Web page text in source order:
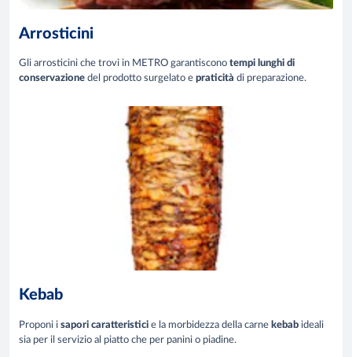
Arrosticini
Gli arrosticini che trovi in METRO garantiscono tempi lunghi di
conservazione del prodotto surgelato e praticità di preparazione.
Kebab
Proponi i sapori caratteristici e la morbidezza della carne kebab ideali
sia per il servizio al piatto che per panini o piadine.